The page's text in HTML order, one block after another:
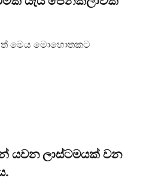
මෙය මොහොතකට
යවන ලාස්ටමයක් වන